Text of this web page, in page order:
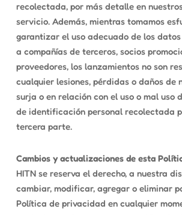
recolectada, por más detalle en
servicio. Además, mientras tomamos
garantizar el uso adecuado de los
a compañías de terceros, socios
proveedores, los lanzamientos no son
cualquier lesiones, pérdidas o daños de
surja o en relación con el uso o mal uso
de identificación personal recolectada
tercera parte.
Cambios y actualizaciones de esta
HITN se reserva el derecho, a nuestra
cambiar, modificar, agregar o eliminar
Política de privacidad en cualquier